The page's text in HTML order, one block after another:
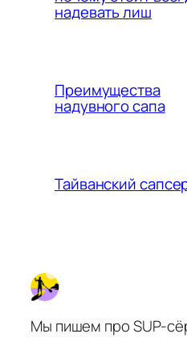
надевать лиш
Преимущества
надувного сапа
Тайванский
Мы пишем про SUP-